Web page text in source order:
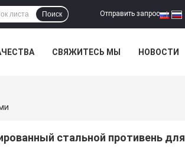
Отправить запрос |
Поиск
СВЯЖИТЕСЬ МЫ НОВОСТИ
стальной противень для